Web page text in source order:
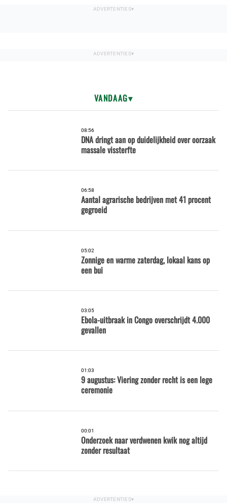
VANDAAG
08:56
DNA dringt aan op duidelijkheid over oorzaak
massale vissterfte
06:58
Aantal agrarische bedrijven met 41 procent
gegroeid
05:02
Zonnige en warme zaterdag, lokaal kans op
een bui
03:05
Ebola-uitbraak in Congo overschrijdt 4.000
gevallen
01:03
9 augustus: Viering zonder recht is een lege
ceremonie
00:01
Onderzoek naar verdwenen kwik nog altijd
zonder resultaat